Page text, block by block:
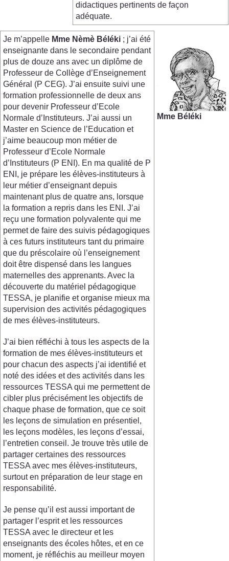
didactiques pertinents de façon
adéquate.
Je m’appelle Mme Nèmè Béléki ; j’ai été
enseignante dans le secondaire pendant
plus de douze ans avec un diplôme de
Professeur de Collège d’Enseignement
Général (P CEG). J’ai ensuite suivi une
formation professionnelle de deux ans
pour devenir Professeur d’Ecole
Normale d’Instituteurs. J’ai aussi un
Master en Science de l’Education et
j’aime beaucoup mon métier de
Professeur d’Ecole Normale
d’Instituteurs (P ENI). En ma qualité de P
ENI, je prépare les élèves-instituteurs à
leur métier d’enseignant depuis
maintenant plus de quatre ans, lorsque
la formation a repris dans les ENI. J’ai
reçu une formation polyvalente qui me
permet de faire des suivis pédagogiques
à ces futurs instituteurs tant du primaire
que du préscolaire où l’enseignement
doit être dispensé dans les langues
maternelles des apprenants. Avec la
découverte du matériel pédagogique
TESSA, je planifie et organise mieux ma
supervision des activités pédagogiques
de mes élèves-instituteurs.
J’ai bien réfléchi à tous les aspects de la
formation de mes élèves-instituteurs et
pour chacun des aspects j’ai identifié et
noté des idées et des activités dans les
ressources TESSA qui me permettent de
cibler plus précisément les objectifs de
chaque phase de formation, que ce soit
les leçons de simulation en présentiel,
les leçons modèles, les leçons d’essai,
l’entretien conseil. Je trouve très utile de
partager certaines des ressources
TESSA avec mes élèves-instituteurs,
surtout en préparation de leur stage en
responsabilité.
Je pense qu’il est aussi important de
partager l’esprit et les ressources
TESSA avec le directeur et les
enseignants des écoles hôtes, et en ce
moment, je réfléchis au meilleur moyen
Mme Béléki